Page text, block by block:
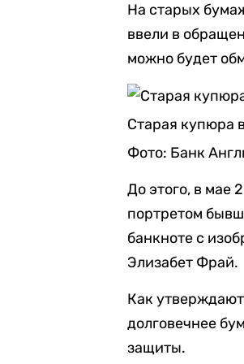
На старых
ввели в
можно будет
Старая купюра
Фото: Банк
До этого, в мае
портретом
банкноте с
Элизабет Фрай.
Как
долговечнее
защиты.